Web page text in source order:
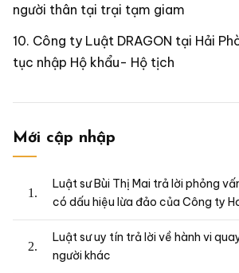
người thân tại trại tạm giam
Công ty Luật DRAGON tại Hải
tục nhập Hộ khẩu- Hộ tịch
Mới cập nhập
Luật sư Bùi Thị Mai trả lời phỏng
có dấu hiệu lừa đảo của Công ty
Luật sư uy tín trả lời về hành vi
người khác